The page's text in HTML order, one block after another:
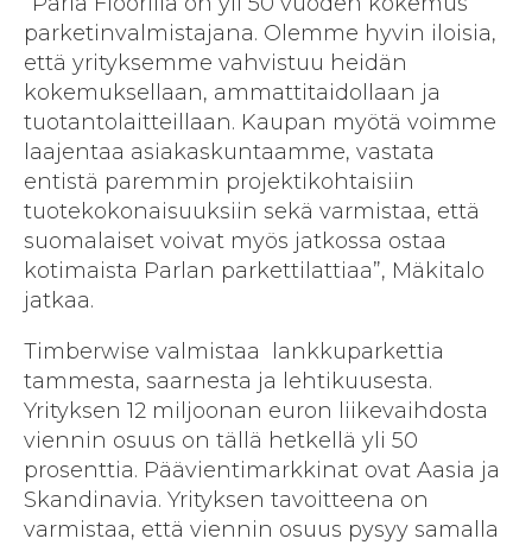
parketinvalmistajana. Olemme hyvin iloisia,
että yrityksemme vahvistuu heidän
kokemuksellaan, ammattitaidollaan ja
tuotantolaitteillaan. Kaupan myötä voimme
laajentaa asiakaskuntaamme, vastata
entistä paremmin projektikohtaisiin
tuotekokonaisuuksiin sekä varmistaa, että
suomalaiset voivat myös jatkossa ostaa
kotimaista Parlan parkettilattiaa”, Mäkitalo
jatkaa.
Timberwise valmistaa lankkuparkettia
tammesta, saarnesta ja lehtikuusesta.
Yrityksen 12 miljoonan euron liikevaihdosta
viennin osuus on tällä hetkellä yli 50
prosenttia. Päävientimarkkinat ovat Aasia ja
Skandinavia. Yrityksen tavoitteena on
varmistaa, että viennin osuus pysyy samalla